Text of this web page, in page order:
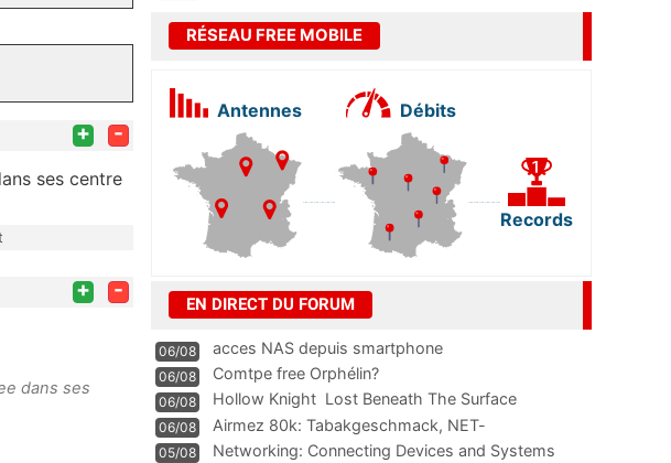
+ -
ses centre
+ -
dans ses
RÉSEAU FREE MOBILE
Antennes Débits
Records
EN DIRECT DU FORUM
06/08 acces NAS depuis smartphone
06/08 Comtpe free Orphélin?
06/08 Hollow Knight  Lost Beneath The Surface
06/08
Airmez 80k: Tabakgeschmack, NET-
Technologie und Leistung im
05/08 Networking: Connecting Devices and Systems